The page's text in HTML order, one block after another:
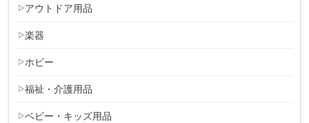
アウトドア用品
楽器
ホビー
福祉・介護用品
ベビー・キッズ用品